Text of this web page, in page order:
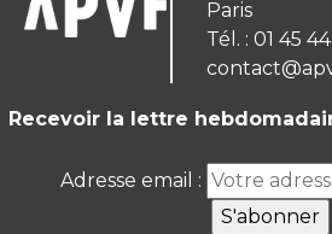
Paris
Tél. : 01 45
Recevoir la lettre
Adresse email :